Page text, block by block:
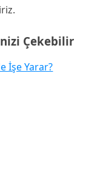
Çekebilir
İşe Yarar?